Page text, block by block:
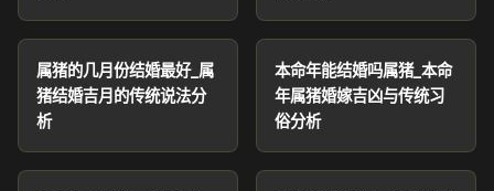
属猪的几月份结婚最好_属
猪结婚吉月的传统说法分
析
本命年能结婚吗属猪_本命
年属猪婚嫁吉凶与传统习
俗分析